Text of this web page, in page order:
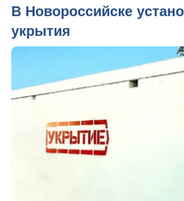
В Новороссийске
укрытия